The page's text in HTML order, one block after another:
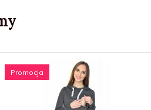
Promocja